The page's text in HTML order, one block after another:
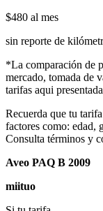
$480 al mes
sin reporte de
*La comparación de
mercado, tomada de
tarifas aqui
Recuerda que tu
factores como: edad,
Consulta términos y
Aveo PAQ B 2009
miituo